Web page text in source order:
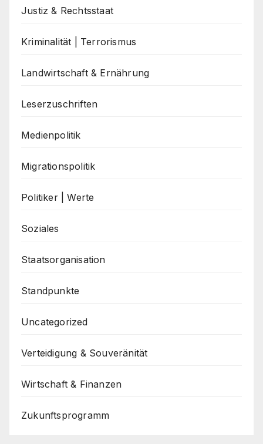
Justiz & Rechtsstaat
Kriminalität | Terrorismus
Landwirtschaft & Ernährung
Leserzuschriften
Medienpolitik
Migrationspolitik
Politiker | Werte
Soziales
Staatsorganisation
Standpunkte
Uncategorized
Verteidigung & Souveränität
Wirtschaft & Finanzen
Zukunftsprogramm